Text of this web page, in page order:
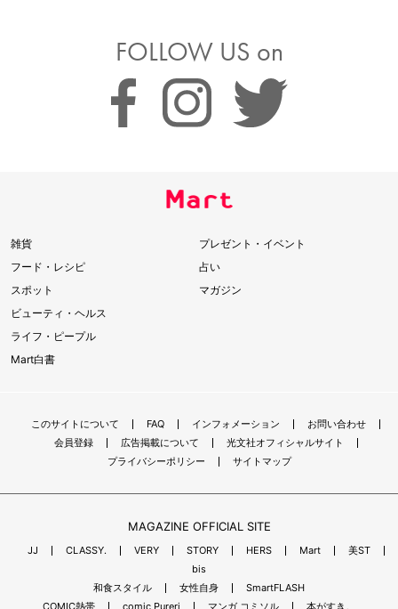
FOLLOW US on
雑貨
フード・レシピ
スポット
ビューティ・ヘルス
ライフ・ピープル
Mart白書
プレゼント・イベント
占い
マガジン
このサイトについて FAQ インフォメーション
お問い合わせ
会員登録
広告掲載について
光文社オフィシャルサイト
プライバシーポリシー
サイトマップ
MAGAZINE OFFICIAL SITE
JJ CLASSY. VERY STORY HERS Mart
美ST
bis
和食スタイル
女性自身
SmartFLASH
COMIC熱帯
comic Pureri マンガ コミソル 本がすき。